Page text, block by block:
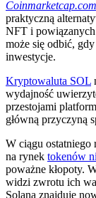
praktyczną
NFT i
może się odbić,
inwestycje.
Kryptowaluta SOL
wydajność
przestojami
główną przyczyną
W ciągu ostatniego
na rynek tokenów
poważne kłopoty.
widzi zwrotu ich
Solana znajduje